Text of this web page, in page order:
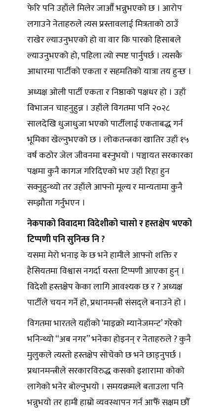
फेरि पनि उहाँले मिलेर जाऔँ भन्नुभएको छ । आरोप
लगाउने नेताहरुले त्यस प्रस्तावलाई मित्रताको ठाउँ
राखेर ल्याउनुभएको हो वा वार कि पारको हिसाबले
ल्याउनुभएको हो, पहिला त्यो स्पष्ट पार्नुपर्छ । त्यसकै
आधारमा पार्टीको एकता र सहमतिको यात्रा तय हुन्छ ।
अध्यक्ष ओली पार्टी एकता र निष्ठाको पक्षधर हो । उहाँ
विभाजन चाहनुहुन्न । उहाँले विगतमा पनि २०२८
सालदेखि धुजाधुजा भएको पार्टीलाई एकताबद्ध गर्न
भूमिका खेल्नुभएको छ । लोकतन्त्रका खातिर उहाँ १५
वर्ष कठोर जेल जीवनमा बस्नुभयो । पञ्चायत सरकारका
पक्षमा कुनै कागज गरिदिएको भए उहाँ रिहा हुन
सक्नुहुन्थ्यो तर उहाँले आफ्नो मूल्य र मान्यतामा कुनै
सम्झौता गर्नुभएन ।
नेकपाको विवादमा विदेशीको चासो र हस्तक्षेप भएको
टिप्पणी पनि सुनिन्छ नि ?
यसमा मेरो भनाइ के छ भने हामीले आफ्नो शक्ति र
हैसियतमा विश्वास नगर्दा यस्ता टिप्पणी आएका हुन् ।
विदेशी हस्तक्षेप केका लागि आवश्यक छ र ? अध्यक्ष
पार्टीले चयन गर्ने हो, प्रधानमन्त्री संसद्ले बनाउने हो ।
विगतमा भारतले यहाँको ‘माइक्रो म्यानेजमन्ट’ गरेको
भनिन्थ्यो “अब नगर” भनेका होइनन् र नेताहरुले ? कुनै
मुलुकले त्यस्तो हस्तक्षेप सोचेको छ भने छाड्नुपर्छ ।
प्रधानमन्त्रीले सरकारविरुद्ध कसको इशारामा कोको
लागेको भनेर बोल्नुभयो । समयक्रमले बताउला पनि
भन्नुभयो तर हामी हाम्रो व्यवस्थापन गर्न आफैँ सक्षम छौँ